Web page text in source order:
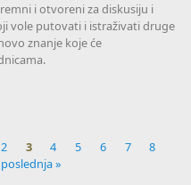
i otvoreni za diskusiju i
vole putovati i istraživati druge
znanje koje će
2 3 4 5 6 7
8
poslednja »